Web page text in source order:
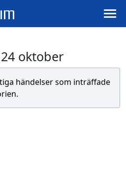
oktober
händelser som inträffade